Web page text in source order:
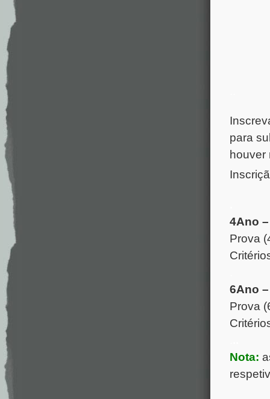
para
houver
4Ano
Prova
6Ano
Prova
Nota: